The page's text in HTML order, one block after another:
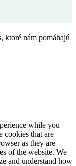
ktoré nám pomáhajú
while you
cookies that are
as they are
of the website. We
and understand how